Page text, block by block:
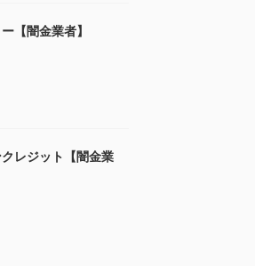
【闇金業者】
レジット【闇金業